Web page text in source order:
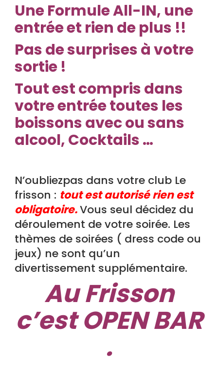
UneFormule All-IN, une
entrée et rien de plus !!
Pas de surprises à votre
sortie !
Tout est compris dans
votre entrée toutes les
boissons avec ou sans
alcool, Cocktails …
N’oubliezpas dans votre club Le
frisson : tout est autorisé rien est
obligatoire.Vous seul décidez du
déroulement de votre soirée. Les
thèmes de soirées ( dress code ou
jeux) ne sont qu’un
divertissement supplémentaire.
Au Frisson
c’est OPEN BAR
.